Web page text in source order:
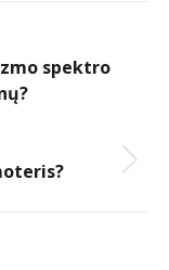
spektro